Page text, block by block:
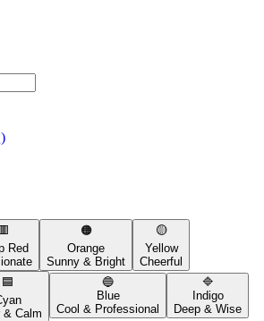
🟥
Red
🟠
Orange
Sunny & Bright
🟡
Yellow
Cheerful
🟦
& Calm
🔵
Blue
Cool & Professional
🔷
Indigo
Deep & Wise